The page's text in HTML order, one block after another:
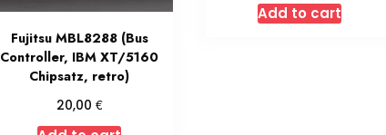
Fujitsu MBL8288 (Bus
Controller, IBM XT/5160
Chipsatz, retro)
20,00 €
Add to cart